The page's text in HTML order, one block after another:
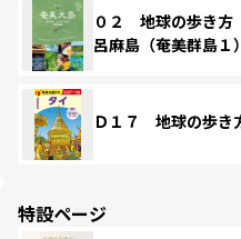
０２ 地球の歩き
呂麻島（奄美群島
Ｄ１７ 地球の歩
特設ページ